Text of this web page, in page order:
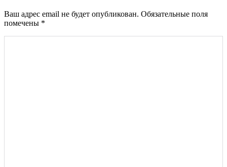
Ваш адрес email не будет опубликован. Обязательные поля
помечены *